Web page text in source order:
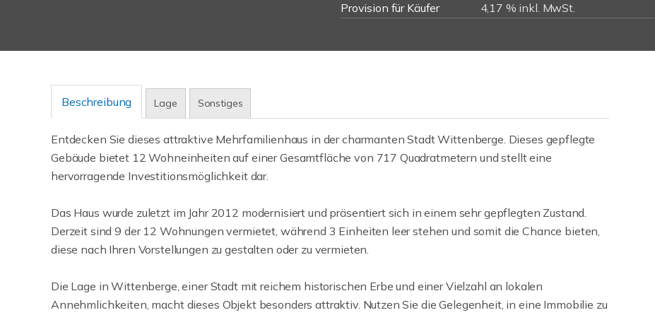
Provision für Käufer
4,17 % inkl. MwSt.
Beschreibung Lage Sonstiges
Entdecken Sie dieses attraktive Mehrfamilienhaus in der charmanten Stadt Wittenberge. Dieses gepflegte
Gebäude bietet 12 Wohneinheiten auf einer Gesamtfläche von 717 Quadratmetern und stellt eine
hervorragende Investitionsmöglichkeit dar.
Das Haus wurde zuletzt im Jahr 2012 modernisiert und präsentiert sich in einem sehr gepflegten Zustand.
Derzeit sind 9 der 12 Wohnungen vermietet, während 3 Einheiten leer stehen und somit die Chance bieten,
diese nach Ihren Vorstellungen zu gestalten oder zu vermieten.
Die Lage in Wittenberge, einer Stadt mit reichem historischen Erbe und einer Vielzahl an lokalen
Annehmlichkeiten, macht dieses Objekt besonders attraktiv. Nutzen Sie die Gelegenheit, in eine Immobilie zu